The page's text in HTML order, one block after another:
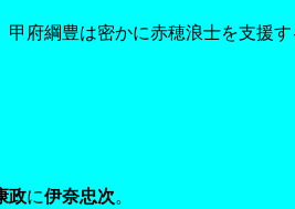
府綱豊は密かに赤穂浪士を支援
政に伊奈忠次。